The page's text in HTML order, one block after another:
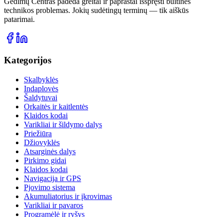
technikos problemas. Jokių sudėtingų terminų — tik aiškūs
patarimai.
Kategorijos
Skalbyklės
Indaplovės
Šaldytuvai
Orkaitės ir kaitlentės
Klaidos kodai
Varikliai ir šildymo dalys
Priežiūra
Džiovyklės
Atsarginės dalys
Pirkimo gidai
Klaidos kodai
Navigacija ir GPS
Pjovimo sistema
Akumuliatorius ir įkrovimas
Varikliai ir pavaros
Programėlė ir ryšys